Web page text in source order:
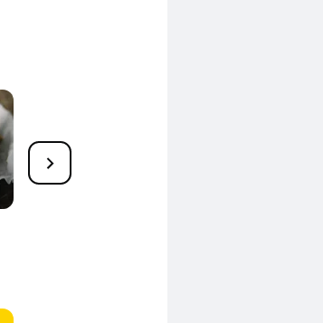
Rezepte für schnelle Brote